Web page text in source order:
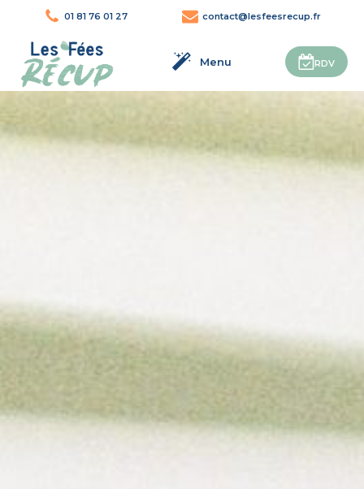
01 81 76 01 27 contact@lesfeesrecup.fr
Menu RDV